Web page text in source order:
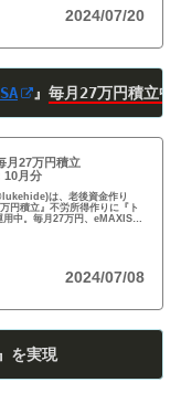
2024/07/20
』 毎月27万円積立中
月27万円積立
月分
は、老後資金作り
円積立』不労所得作りに『ト
用中。毎月27万円、eMAXIS
2024/07/08
を実現